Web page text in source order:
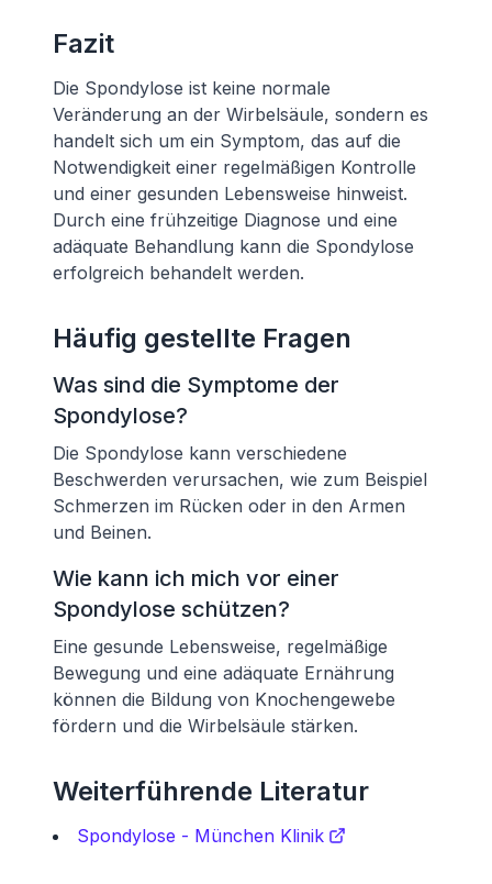
Fazit
Die Spondylose ist keine normale
Veränderung an der Wirbelsäule, sondern es
handelt sich um ein Symptom, das auf die
Notwendigkeit einer regelmäßigen Kontrolle
und einer gesunden Lebensweise hinweist.
Durch eine frühzeitige Diagnose und eine
adäquate Behandlung kann die Spondylose
erfolgreich behandelt werden.
Häufig gestellte Fragen
Was sind die Symptome der
Spondylose?
Die Spondylose kann verschiedene
Beschwerden verursachen, wie zum Beispiel
Schmerzen im Rücken oder in den Armen
und Beinen.
Wie kann ich mich vor einer
Spondylose schützen?
Eine gesunde Lebensweise, regelmäßige
Bewegung und eine adäquate Ernährung
können die Bildung von Knochengewebe
fördern und die Wirbelsäule stärken.
Weiterführende Literatur
Spondylose - München Klinik